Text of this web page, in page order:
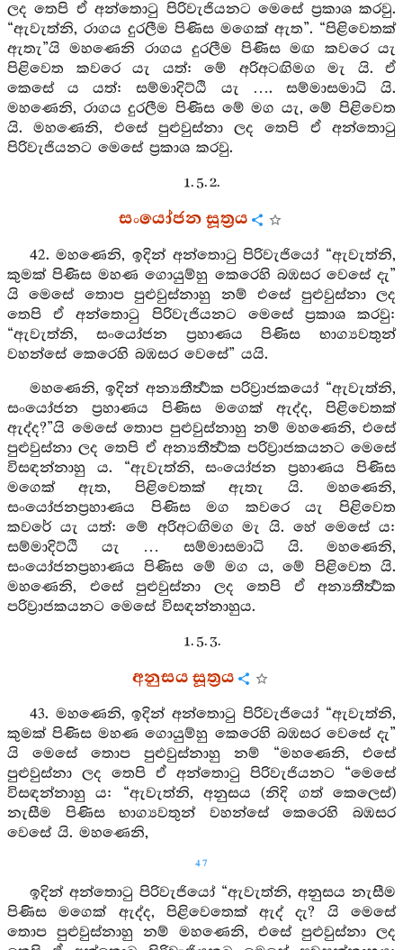
ලද තෙපි ඒ අන්තොටු පිරිවැජියනට මෙසේ ප්‍රකාශ කරවු.
“ඇවැත්නි, රාගය දුරලීම පිණිස මගෙක් ඇත”. “පිළිවෙතක්
ඇතැ”යි මහණෙනි රාගය දුරලීම පිණිස මඟ කවරෙ යැ
පිළිවෙත කවරෙ යැ යත්: මේ අරිඅටඟිමග මැ යි. ඒ
කෙසේ ය යත්: සම්මාදිට්ඨි යැ …. සම්මාසමාධි යි.
මහණෙනි, රාගය දුරලීම පිණිස මේ මග යැ, මේ පිළිවෙත
යි. මහණෙනි, එසේ පුළුවුස්නා ලද තෙපි ඒ අන්තොටු
පිරිවැජියනට මෙසේ ප්‍රකාශ කරවු.
1. 5. 2.
සංයෝජන සූත්‍රය
42. මහණෙනි, ඉදින් අන්තොටු පිරිවැජියෝ “ඇවැත්නි,
කුමක් පිණිස මහණ ගොයුම්හු කෙරෙහි බඹසර වෙසේ දැ”
යි මෙසේ තොප පුළුවුස්නාහු නම් එසේ පුළුවුස්නා ලද
තෙපි ඒ අන්තොටු පිරිවැජියනට මෙසේ ප්‍රකාශ කරවු:
“ඇවැත්නි, සංයෝජන ප්‍රහාණය පිණිස භාග්‍යවතුන්
වහන්සේ කෙරෙහි බඹසර වෙසේ” යයි.
මහණෙනි, ඉදින් අන්‍යතීර්‍ත්‍ථක පරිව්‍රාජකයෝ “ඇවැත්නි,
සංයෝජන ප්‍රහාණය පිණිස මගෙක් ඇද්ද, පිළිවෙතක්
ඇද්ද?”යි මෙසේ තොප පුළුවුස්නාහු නම් මහණෙනි, එසේ
පුළුවුස්නා ලද තෙපි ඒ අන්‍යතීර්‍ත්‍ථක පරිව්‍රාජකයනට මෙසේ
විසඳන්නාහු ය. “ඇවැත්නි, සංයෝජන ප්‍රහාණය පිණිස
මගෙක් ඇත, පිළිවෙතක් ඇතැ යි. මහණෙනි,
සංයෝජනප්‍රහාණය පිණිස මග කවරෙ යැ පිළිවෙත
කවරේ යැ යත්: මේ අරිඅටඟිමග මැ යි. හේ මෙසේ ය:
සම්මාදිට්ඨි යැ … සම්මාසමාධි යි. මහණෙනි,
සංයෝජනප්‍රහාණය පිණිස මේ මග ය, මේ පිළිවෙත යි.
මහණෙනි, එසේ පුළුවුස්නා ලද තෙපි ඒ අන්‍යතීර්‍ත්‍ථක
පරිව්‍රාජකයනට මෙසේ විසඳන්නාහුය.
1. 5. 3.
අනුසය සූත්‍රය
43. මහණෙනි, ඉදින් අන්තොටු පිරිවැජියෝ “ඇවැත්නි,
කුමක් පිණිස මහණ ගොයුම්හු කෙරෙහි බඹසර වෙසේ දැ”
යි මෙසේ තොප පුළුවුස්නාහු නම් “මහණෙනි, එසේ
පුළුවුස්නා ලද තෙපි ඒ අන්තොටු පිරිවැජියනට “මෙසේ
විසඳන්නාහු ය: “ඇවැත්නි, අනුසය (නිදි ගත් කෙලෙස්)
නැසීම පිණිස භාග්‍යවතුන් වහන්සේ කෙරෙහි බඹසර
වෙසේ යි. මහණෙනි,
47
ඉදින් අන්තොටු පිරිවැජියෝ “ඇවැත්නි, අනුසය නැසීම
පිණිස මගෙක් ඇද්ද, පිළිවෙතෙක් ඇද් දැ? යි මෙසේ
තොප පුළුවුස්නාහු නම් මහණෙනි, එසේ පුළුවුස්නා ලද